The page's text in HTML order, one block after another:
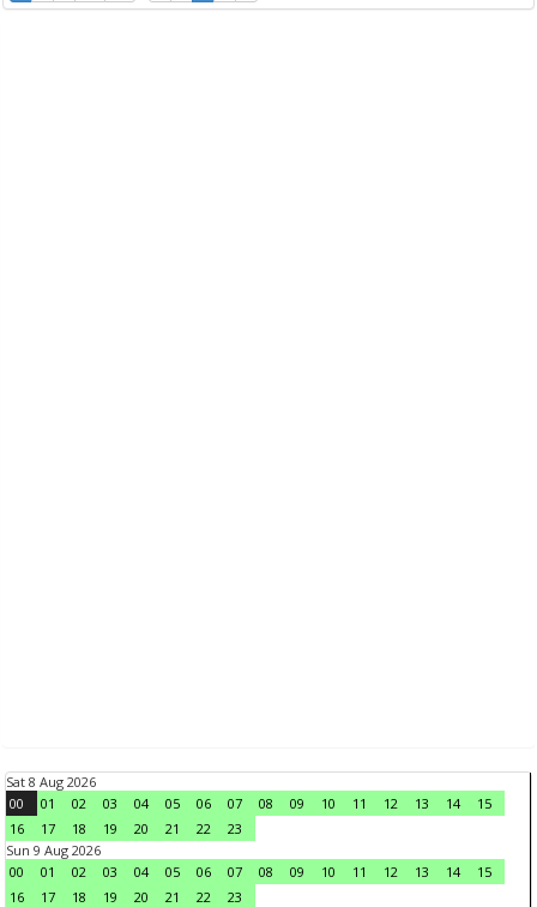
Sat 8 Aug 2026
00
01 02 03 04 05 06 07 08 09 10 11 12 13 14
15
16
17 18 19 20 21 22
23
Sun 9 Aug 2026
00
01 02 03 04 05 06 07 08 09 10 11 12 13 14
15
16
17 18 19 20 21 22
23